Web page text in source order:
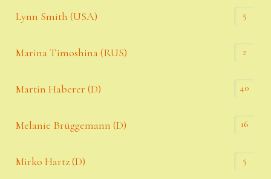
Lynn Smith (USA) 5
Marina Timoshina (RUS) 2
Martin Haberer (D) 40
Melanie Brüggemann (D) 16
Mirko Hartz (D) 5